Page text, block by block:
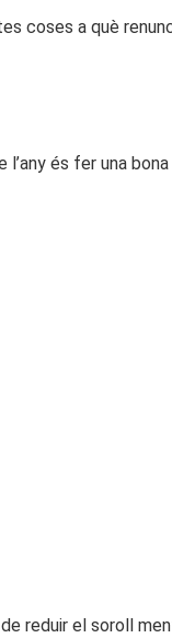
coses a què
és fer una
reduir el soroll